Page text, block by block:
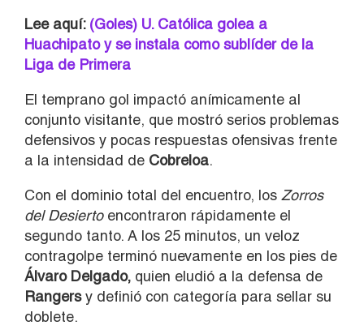
Lee aquí:(Goles) U. Católica golea a
Huachipato y se instala como sublíder de la
Liga de Primera
El temprano gol impactó anímicamente al
conjunto visitante, que mostró serios problemas
defensivos y pocas respuestas ofensivas frente
a la intensidad de Cobreloa.
Con el dominio total del encuentro, los Zorros
del Desiertoencontraron rápidamente el
segundo tanto. A los 25 minutos, un veloz
contragolpe terminó nuevamente en los pies de
Álvaro Delgado, quien eludió a la defensa de
Rangersy definió con categoría para sellar su
doblete.